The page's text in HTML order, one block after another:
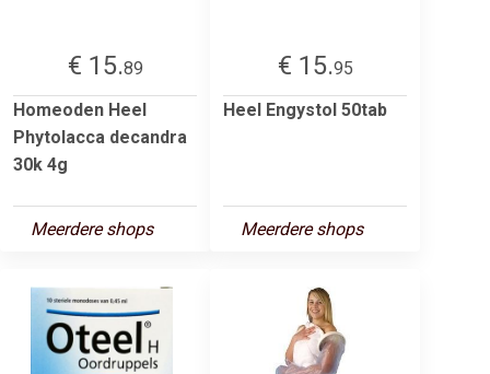
€ 15.89
Homeoden Heel
Phytolacca decandra
30k 4g
Meerdere shops
€ 15.95
Heel Engystol 50tab
Meerdere shops